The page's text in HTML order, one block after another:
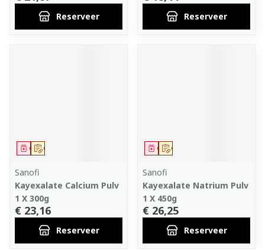
Reserveer Reserveer
Op voorschrift
Geneesmiddel
Sanofi
Kayexalate Calcium Pulv
1 X 300g
€ 23,16
Reserveer
Op voorschrift
Geneesmiddel
Sanofi
Kayexalate Natrium Pulv
1 X 450g
€ 26,25
Reserveer